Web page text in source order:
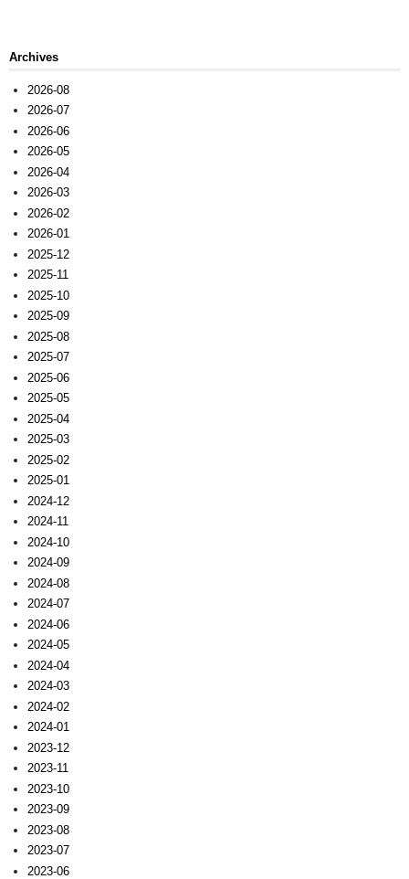
Archives
2026-08
2026-07
2026-06
2026-05
2026-04
2026-03
2026-02
2026-01
2025-12
2025-11
2025-10
2025-09
2025-08
2025-07
2025-06
2025-05
2025-04
2025-03
2025-02
2025-01
2024-12
2024-11
2024-10
2024-09
2024-08
2024-07
2024-06
2024-05
2024-04
2024-03
2024-02
2024-01
2023-12
2023-11
2023-10
2023-09
2023-08
2023-07
2023-06